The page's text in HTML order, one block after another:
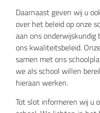
Daarnaast geven wij u
over het beleid op onze
aan ons onderwijskundig
ons kwaliteitsbeleid.
samen met ons
we als school willen
hieraan werken.
Tot slot informeren wij u